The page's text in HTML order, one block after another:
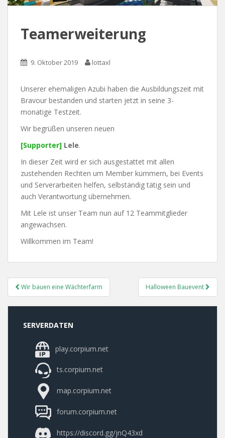
Teamerweiterung
9. Oktober 2019 lottaxl
Unserer ehemaligen Azubi haben die Ausbildungszeit mit
Bravour bestanden und starten jetzt in seine 3-
monatige Testzeit.
Wir begrüßen unseren neuen
[Supporter] Lele.
In dieser Zeit wird er sich ausgestattet mit allen
zustehenden Rechten um Member kümmern, bei Events
und Serverarbeiten helfen, selbständig tätig sein und
auch Verantwortung übernehmen.
Mit Lele ist unser Team nun auf 12 Teammitglieder
angewachsen.
Willkommen im Team!
Post
Navigation
Wir bauen eine Wächterfarm Halloween Bauevent
SERVERDATEN
play.corpium.net
ts.corpium.net
map.corpium.net
forum.corpium.net
https://discord.gg/jnQ43xd